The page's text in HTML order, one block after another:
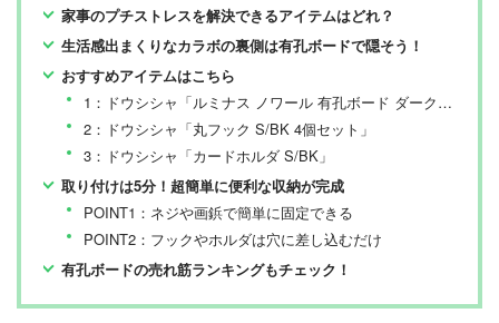
家事のプチストレスを解決できるアイテムはどれ？
生活感出まくりなカラボの裏側は有孔ボードで隠そう！
おすすめアイテムはこちら
1：ドウシシャ「ルミナス ノワール 有孔ボード ダークブラウン」
2：ドウシシャ「丸フック S/BK 4個セット」
3：ドウシシャ「カードホルダ S/BK」
取り付けは5分！超簡単に便利な収納が完成
POINT1：ネジや画鋲で簡単に固定できる
POINT2：フックやホルダは穴に差し込むだけ
有孔ボードの売れ筋ランキングもチェック！